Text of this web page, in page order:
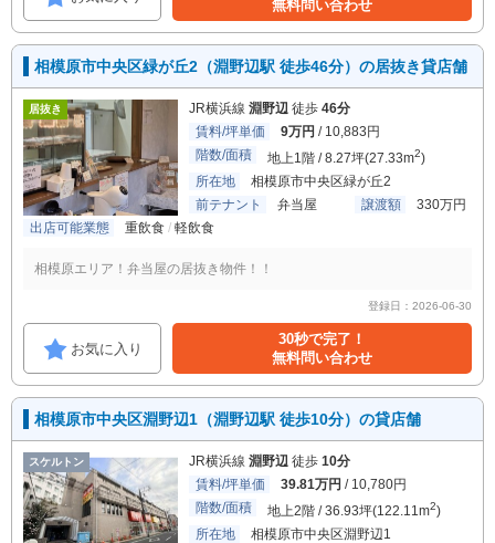
無料問い合わせ
相模原市中央区緑が丘2（淵野辺駅 徒歩46分）の居抜き貸店舗
居抜き JR横浜線 淵野辺 徒歩 46分
賃料/坪単価
9万円 / 10,883円
階数/面積
地上1階 / 8.27坪(27.33m2)
所在地
相模原市中央区緑が丘2
前テナント
弁当屋 譲渡額
330万円
出店可能業態
重飲食 軽飲食
相模原エリア！弁当屋の居抜き物件！！
登録日：2026-06-30
お気に入り
30秒で完了！
無料問い合わせ
相模原市中央区淵野辺1（淵野辺駅 徒歩10分）の貸店舗
スケルトン JR横浜線 淵野辺 徒歩 10分
賃料/坪単価
39.81万円 / 10,780円
階数/面積
地上2階 / 36.93坪(122.11m2)
所在地
相模原市中央区淵野辺1